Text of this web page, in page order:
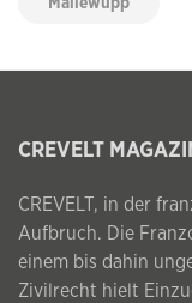
Mallewupp
CREVELT
CREVELT, in der
Aufbruch. Die
einem bis dahin
Zivilrecht hielt